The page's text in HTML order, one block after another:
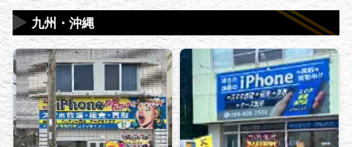
九州・沖縄
▶